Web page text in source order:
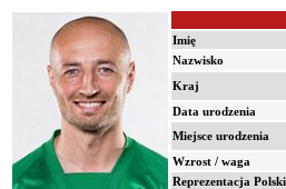
Imię
Nazwisko
Kraj
Data urodzenia
Miejsce urodzenia
Wzrost / waga
Reprezentacja Polski